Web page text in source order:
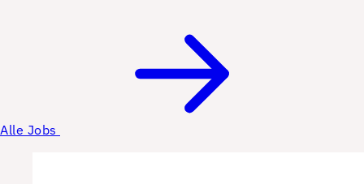
Alle Jobs